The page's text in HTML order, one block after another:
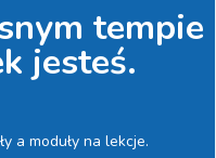
tempie
jesteś.
a moduły na lekcje.